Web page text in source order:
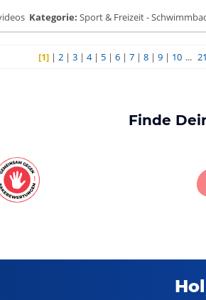
Kategorie: Sport & Freizeit -
[1]| 2| 3| 4| 5| 6| 7| 8| 9| 10 ...
Finde